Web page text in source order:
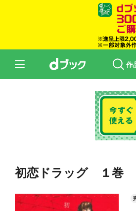
作
初恋ドラッグ １巻